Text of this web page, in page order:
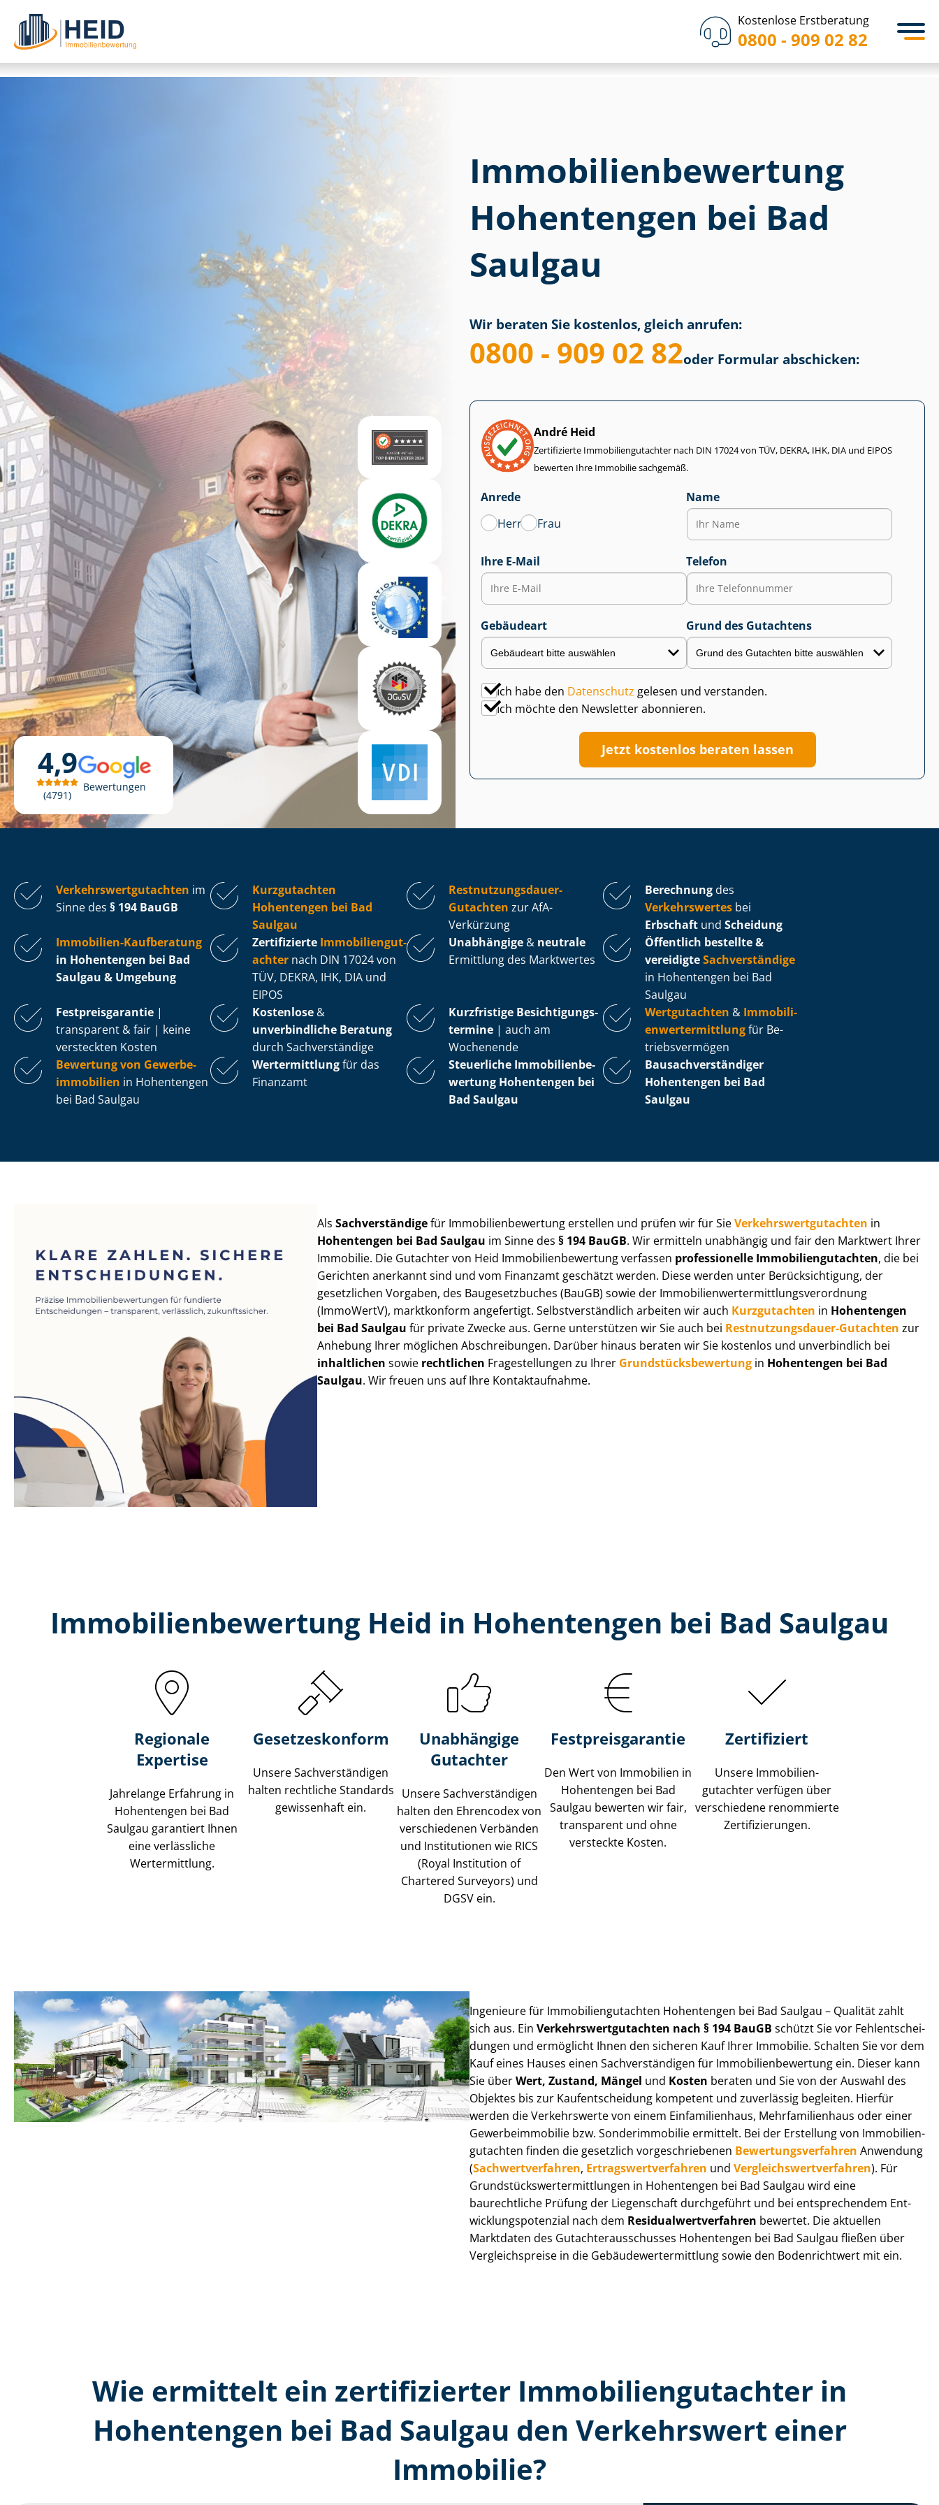
Kostenlose Erstberatung
0800 - 909 02 82
4,9
4791
Bewertungen
Immobilien­bewertung
Hohentengen bei Bad
Saulgau
Wir beraten Sie kostenlos, gleich anrufen:
0800 - 909 02 82oder Formular abschicken:
André Heid
Zertifizierte Im­mo­bi­li­en­gut­ach­ter nach DIN 17024 von TÜV, DEKRA, IHK, DIA und EIPOS
bewerten Ihre Immobilie sachgemäß.
Anrede
Herr
Frau
Name
Ihre E-Mail Telefon
Gebäudeart Grund des Gutachtens
Ich habe den Datenschutz gelesen und verstanden.
Ich möchte den Newsletter abonnieren.
Jetzt kostenlos beraten lassen
Ver­kehrs­wert­gut­ach­ten im
Sinne des § 194 BauGB
Kurzgutachten
Hohentengen bei Bad
Saulgau
Rest­nut­zungs­dau­er-
Gutachten zur AfA-
Verkürzung
Berechnung des
Verkehrswertes bei
Erbschaft und Scheidung
Immobilien-Kaufberatung
in Hohentengen bei Bad
Saulgau & Umgebung
Zertifizierte Im­mo­bi­li­en­gut­
ach­ter nach DIN 17024 von
TÜV, DEKRA, IHK, DIA und
EIPOS
Unabhängige & neutrale
Ermittlung des Marktwertes
Öffentlich bestellte &
vereidigteSachverständige
in Hohentengen bei Bad
Saulgau
Fest­preis­ga­ran­tie |
transparent & fair | keine
versteckten Kosten
Kostenlose &
unverbindliche Beratung
durch Sachverständige
Kurzfristige Be­sich­ti­gungs­
ter­mi­ne | auch am
Wochenende
Wertgutachten & Im­mo­bi­li­
en­wert­ermitt­lungfür Be­
triebs­ver­mö­gen
Bewertung von Ge­wer­be­
im­mo­bi­li­en in Hohentengen
bei Bad Saulgau
Wertermittlungfür das
Finanzamt
Steuerliche Im­mo­bi­li­en­be­
wer­tung Hohentengen bei
Bad Saulgau
Bau­sach­ver­stän­di­ger
Hohentengen bei Bad
Saulgau
AlsSachverständigefür Im­mo­bi­li­en­be­wer­tung erstellen und prüfen wir für SieVer­kehrs­wert­gut­ach­ten in
Hohentengen bei Bad Saulgau im Sinne des§ 194 BauGB. Wir ermitteln unabhängig und fair den Marktwert Ihrer
Immobilie. Die Gutachter von Heid Im­mo­bi­li­en­be­wer­tung verfassen professionelle Im­mo­bi­li­en­gut­ach­ten, die bei
Gerichten anerkannt sind und vom Finanzamt geschätzt werden. Diese werden unter Be­rück­sich­ti­gung, der
gesetzlichen Vorgaben, des Baugesetzbuches (BauGB) sowie der Im­mo­bi­li­en­wert­ermitt­lungs­ver­ord­nung
(ImmoWertV), marktkonform angefertigt. Selbst­ver­ständ­lich arbeiten wir auch Kurzgutachten in Hohentengen
bei Bad Saulgau für private Zwecke aus. Gerne unterstützen wir Sie auch bei Rest­nut­zungs­dau­er-Gutachten zur
Anhebung Ihrer möglichen Abschreibungen. Darüber hinaus beraten wir Sie kostenlos und unverbindlich bei
inhaltlichen sowie rechtlichen Fragestellungen zu Ihrer Grund­stücks­be­wer­tung in Hohentengen bei Bad
Saulgau. Wir freuen uns auf Ihre Kontaktaufnahme.
Immobilien­bewertung Heid in Hohentengen bei Bad Saulgau
Regionale
Expertise
Jahrelange Erfahrung in
Hohentengen bei Bad
Saulgau garantiert Ihnen
eine verlässliche
Wertermittlung.
Gesetzes­konform
Unsere Sach­ver­stän­di­gen
halten rechtliche Standards
gewissenhaft ein.
Unabhängige
Gutachter
Unsere Sach­ver­stän­di­gen
halten den Ehrencodex von
verschiedenen Verbänden
und Institutionen wie RICS
(Royal Institution of
Chartered Surveyors) und
DGSV ein.
Festpreis​garantie
Den Wert von Immobilien in
Hohentengen bei Bad
Saulgau bewerten wir fair,
transparent und ohne
versteckte Kosten.
Zertifiziert
Unsere Immobilien­
gutachter verfügen über
verschiedene renommierte
Zer­ti­fi­zie­run­gen.
Ingenieure für Im­mo­bi­li­en­gut­ach­ten Hohentengen bei Bad Saulgau – Qualität zahlt
sich aus. Ein Ver­kehrs­wert­gut­ach­ten nach § 194 BauGB schützt Sie vor Fehl­ent­schei­
dun­gen und ermöglicht Ihnen den sicheren Kauf Ihrer Immobilie. Schalten Sie vor dem
Kauf eines Hauses einen Sach­ver­stän­di­gen für Im­mo­bi­li­en­be­wer­tung ein. Dieser kann
Sie überWert, Zustand, Mängel und Kosten beraten und Sie von der Auswahl des
Objektes bis zur Kauf­ent­schei­dung kompetent und zuverlässig begleiten. Hierfür
werden die Verkehrswerte von einem Einfamilienhaus, Mehr­fa­mi­li­en­haus oder einer
Ge­wer­be­im­mo­bi­lie bzw. Sonderimmobilie ermittelt. Bei der Erstellung von Im­mo­bi­li­en­
gut­ach­ten finden die gesetzlich vor­ge­schrie­be­nen Be­wer­tungs­ver­fah­ren Anwendung
(Sach­wert­ver­fah­ren, Er­trags­wert­ver­fah­ren und Ver­gleichs­wert­ver­fah­ren). Für
Grund­stücks­wert­ermitt­lun­gen in Hohentengen bei Bad Saulgau wird eine
baurechtliche Prüfung der Liegenschaft durchgeführt und bei entsprechendem Ent­
wick­lungs­po­ten­zi­al nach dem Re­si­du­al­wert­ver­fah­ren bewertet. Die aktuellen
Marktdaten des Gut­ach­ter­aus­schus­ses Hohentengen bei Bad Saulgau fließen über
Ver­gleichs­prei­se in die Ge­bäu­de­wert­ermitt­lung sowie den Bodenrichtwert mit ein.
Wie ermittelt ein zertifizierter Immobilien­gutachter in
Hohentengen bei Bad Saulgau den Verkehrswert einer
Immobilie?